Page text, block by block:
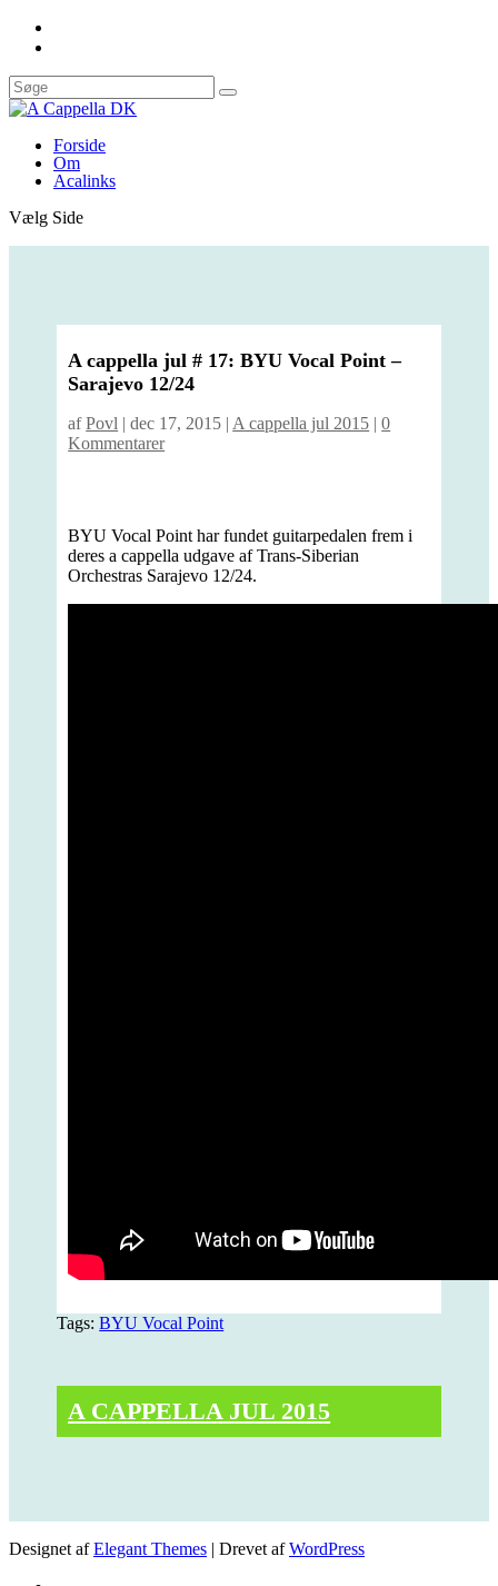
Forside
Om
Acalinks
Vælg Side
A cappella jul # 17: BYU Vocal Point –
Sarajevo 12/24
afPovl |dec 17, 2015 | A cappella jul 2015 |0
Kommentarer
BYU Vocal Point har fundet guitarpedalen frem i
deres a cappella udgave af Trans-Siberian
Orchestras Sarajevo 12/24.
Tags:BYU Vocal Point
A CAPPELLA JUL 2015
Designet afElegant Themes | Drevet afWordPress